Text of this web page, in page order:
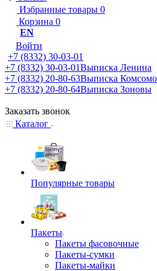
Избранные товары 0
Корзина 0
EN
Войти
+7 (8332) 30-03-01
+7 (8332) 30-03-01Выписка Ленина
+7 (8332) 20-80-63Выписка
+7 (8332) 20-80-64Выписка Зоновы
Заказать звонок
Каталог
Популярные товары
Пакеты
Пакеты фасовочные
Пакеты-сумки
Пакеты-майки